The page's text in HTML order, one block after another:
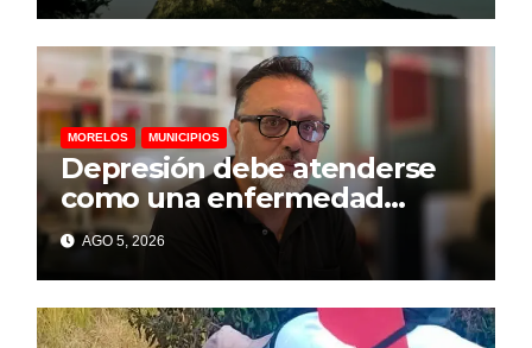
MORELOS MUNICIPIOS
Depresión debe atenderse
como una enfermedad
mental para prevenir el
suicidio: psicólogo
AGO 5, 2026